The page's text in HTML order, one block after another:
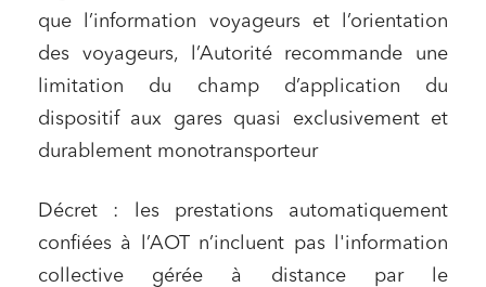
que l’information voyageurs et l’orientation
des voyageurs, l’Autorité recommande une
limitation du champ d’application du
dispositif aux gares quasi exclusivement et
durablement monotransporteur
Décret : les prestations automatiquement
confiées à l’AOT n’incluent pas l'information
collective gérée à distance par le